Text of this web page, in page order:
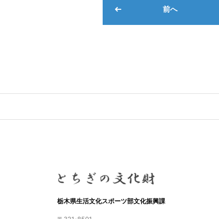
前へ
栃木県生活文化スポーツ部文化振興課